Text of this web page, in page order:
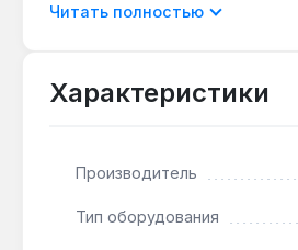
Монтаж в ограниченном
Котёл подходит для
Подходит ли для
Читать полностью
Характеристики
Производитель
Тип оборудования